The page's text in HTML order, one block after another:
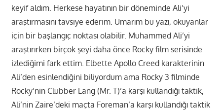
keyif aldım. Herkese hayatının bir döneminde Ali’yi
araştırmasını tavsiye ederim. Umarım bu yazı, okuyanlar
için bir başlangıç noktası olabilir. Muhammed Ali’yi
araştırırken birçok şeyi daha önce Rocky film serisinde
izlediğimi fark ettim. Elbette Apollo Creed karakterinin
Ali’den esinlendiğini biliyordum ama Rocky 3 filminde
Rocky’nin Clubber Lang (Mr. T)’a karşı kullandığı taktik,
Ali’nin Zaire’deki maçta Foreman’a karşı kullandığı taktik